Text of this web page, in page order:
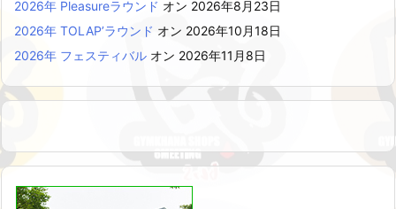
2026年 Pleasureラウンド オン 2026年8月23日
2026年 TOLAP’ラウンド オン 2026年10月18日
2026年 フェスティバル オン 2026年11月8日